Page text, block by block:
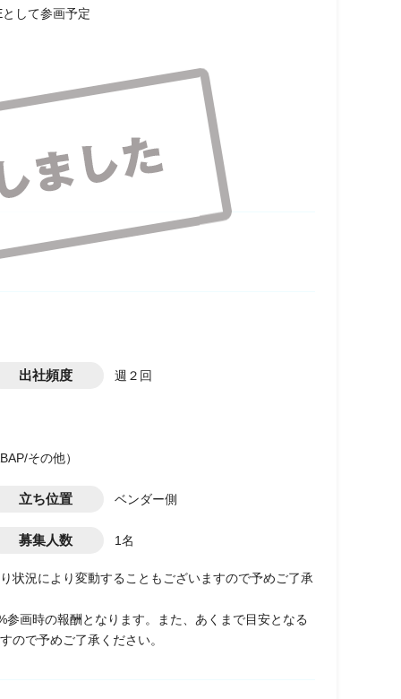
して参画予定
出社頻度 週２回
その他）
立ち位置 ベンダー側
募集人数 1名
状況により変動することもございますので予めご了承
画時の報酬となります。また、あくまで目安となる
ので予めご了承ください。